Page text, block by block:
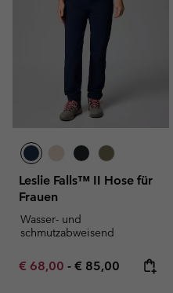
Leslie Falls™ II Hose für
Frauen
Wasser- und
schmutzabweisend
Minimum sale price:
€ 68,00 - Maximum price:
€ 85,00